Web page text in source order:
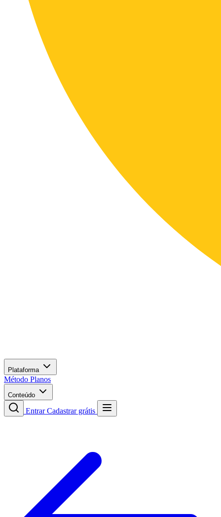
Plataforma
Método Planos
Conteúdo
EntrarCadastrar grátis